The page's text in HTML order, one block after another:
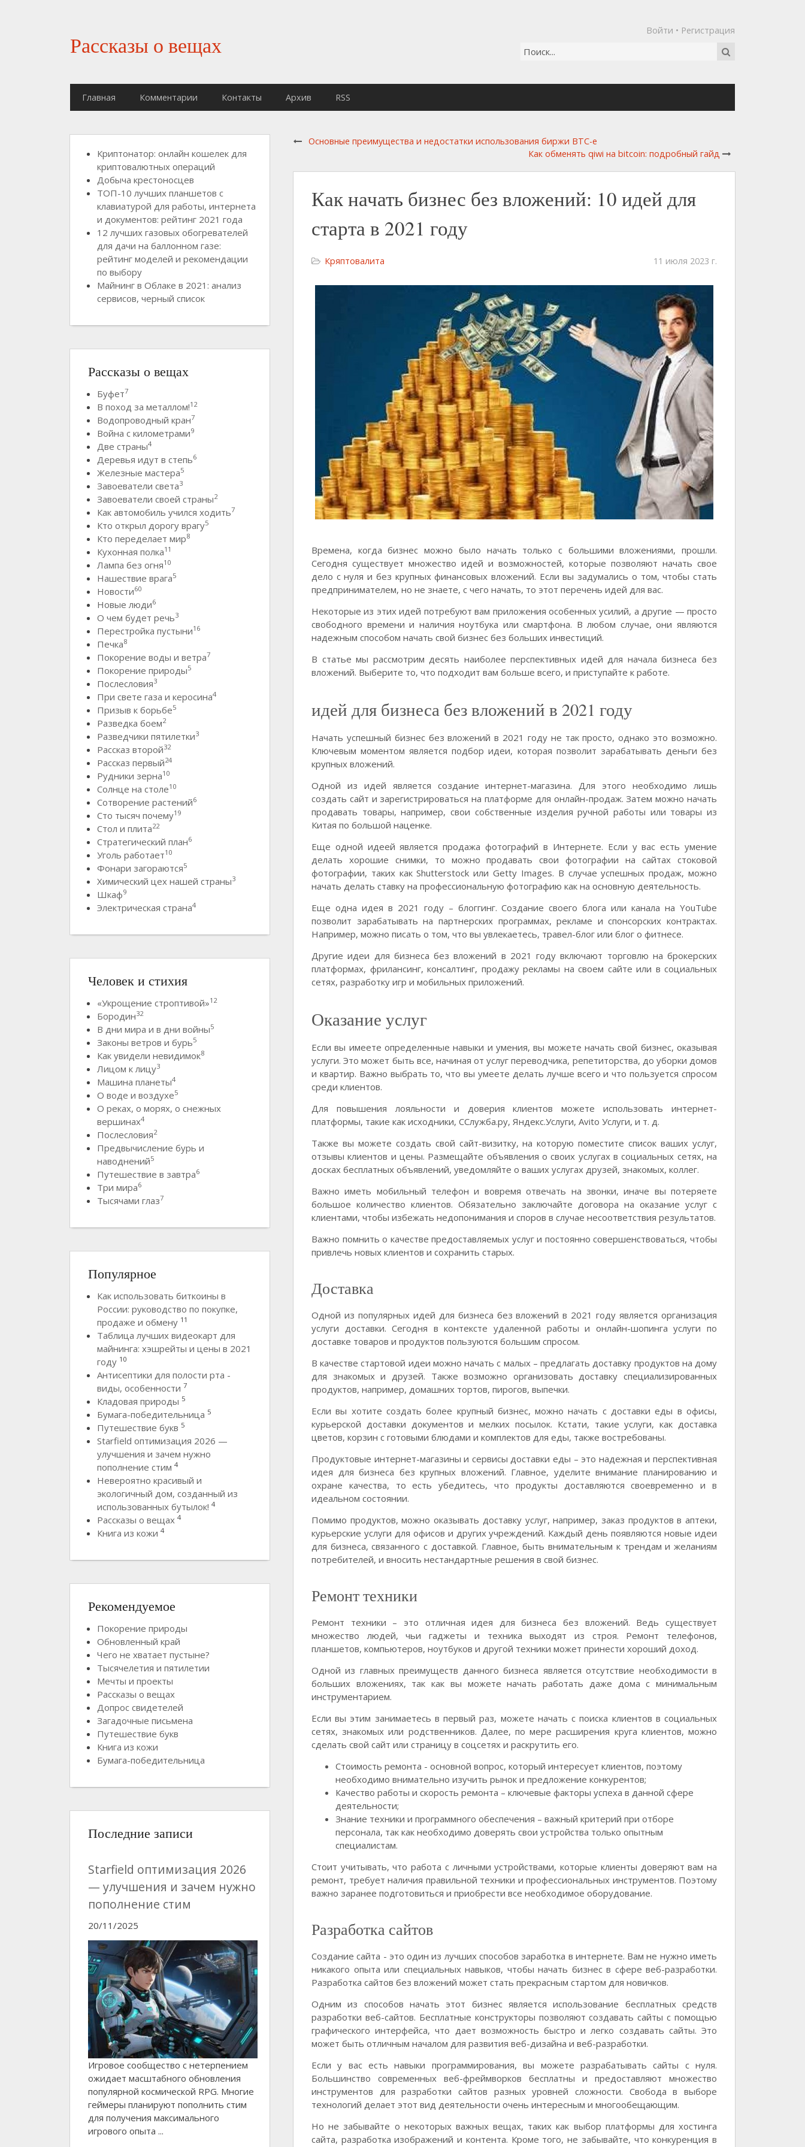
Рассказы о вещах
Войти • Регистрация
Главная Комментарии Контакты Архив RSS
Основные преимущества и недостатки использования биржи BTC-e
Как обменять qiwi на bitcoin: подробный гайд
Как начать бизнес без вложений: 10 идей для
старта в 2021 году
Кряптовалита 11 июля 2023 г.
Времена, когда бизнес можно было начать только с большими вложениями, прошли.
Сегодня существует множество идей и возможностей, которые позволяют начать свое
дело с нуля и без крупных финансовых вложений. Если вы задумались о том, чтобы стать
предпринимателем, но не знаете, с чего начать, то этот перечень идей для вас.
Некоторые из этих идей потребуют вам приложения особенных усилий, а другие — просто
свободного времени и наличия ноутбука или смартфона. В любом случае, они являются
надежным способом начать свой бизнес без больших инвестиций.
В статье мы рассмотрим десять наиболее перспективных идей для начала бизнеса без
вложений. Выберите то, что подходит вам больше всего, и приступайте к работе.
идей для бизнеса без вложений в 2021 году
Начать успешный бизнес без вложений в 2021 году не так просто, однако это возможно.
Ключевым моментом является подбор идеи, которая позволит зарабатывать деньги без
крупных вложений.
Одной из идей является создание интернет-магазина. Для этого необходимо лишь
создать сайт и зарегистрироваться на платформе для онлайн-продаж. Затем можно начать
продавать товары, например, свои собственные изделия ручной работы или товары из
Китая по большой наценке.
Еще одной идеей является продажа фотографий в Интернете. Если у вас есть умение
делать хорошие снимки, то можно продавать свои фотографии на сайтах стоковой
фотографии, таких как Shutterstock или Getty Images. В случае успешных продаж, можно
начать делать ставку на профессиональную фотографию как на основную деятельность.
Еще одна идея в 2021 году – блоггинг. Создание своего блога или канала на YouTube
позволит зарабатывать на партнерских программах, рекламе и спонсорских контрактах.
Например, можно писать о том, что вы увлекаетесь, травел-блог или блог о фитнесе.
Другие идеи для бизнеса без вложений в 2021 году включают торговлю на брокерских
платформах, фрилансинг, консалтинг, продажу рекламы на своем сайте или в социальных
сетях, разработку игр и мобильных приложений.
Оказание услуг
Если вы имеете определенные навыки и умения, вы можете начать свой бизнес, оказывая
услуги. Это может быть все, начиная от услуг переводчика, репетиторства, до уборки домов
и квартир. Важно выбрать то, что вы умеете делать лучше всего и что пользуется спросом
среди клиентов.
Для повышения лояльности и доверия клиентов можете использовать интернет-
платформы, такие как исходники, ССлужба.ру, Яндекс.Услуги, Avito Услуги, и т. д.
Также вы можете создать свой сайт-визитку, на которую поместите список ваших услуг,
отзывы клиентов и цены. Размещайте объявления о своих услугах в социальных сетях, на
досках бесплатных объявлений, уведомляйте о ваших услугах друзей, знакомых, коллег.
Важно иметь мобильный телефон и вовремя отвечать на звонки, иначе вы потеряете
большое количество клиентов. Обязательно заключайте договора на оказание услуг с
клиентами, чтобы избежать недопонимания и споров в случае несоответствия результатов.
Важно помнить о качестве предоставляемых услуг и постоянно совершенствоваться, чтобы
привлечь новых клиентов и сохранить старых.
Доставка
Одной из популярных идей для бизнеса без вложений в 2021 году является организация
услуги доставки. Сегодня в контексте удаленной работы и онлайн-шопинга услуги по
доставке товаров и продуктов пользуются большим спросом.
В качестве стартовой идеи можно начать с малых – предлагать доставку продуктов на дому
для знакомых и друзей. Также возможно организовать доставку специализированных
продуктов, например, домашних тортов, пирогов, выпечки.
Если вы хотите создать более крупный бизнес, можно начать с доставки еды в офисы,
курьерской доставки документов и мелких посылок. Кстати, такие услуги, как доставка
цветов, корзин с готовыми блюдами и комплектов для еды, также востребованы.
Продуктовые интернет-магазины и сервисы доставки еды – это надежная и перспективная
идея для бизнеса без крупных вложений. Главное, уделите внимание планированию и
охране качества, то есть убедитесь, что продукты доставляются своевременно и в
идеальном состоянии.
Помимо продуктов, можно оказывать доставку услуг, например, заказ продуктов в аптеки,
курьерские услуги для офисов и других учреждений. Каждый день появляются новые идеи
для бизнеса, связанного с доставкой. Главное, быть внимательным к трендам и желаниям
потребителей, и вносить нестандартные решения в свой бизнес.
Ремонт техники
Ремонт техники – это отличная идея для бизнеса без вложений. Ведь существует
множество людей, чьи гаджеты и техника выходят из строя. Ремонт телефонов,
планшетов, компьютеров, ноутбуков и другой техники может принести хороший доход.
Одной из главных преимуществ данного бизнеса является отсутствие необходимости в
больших вложениях, так как вы можете начать работать даже дома с минимальным
инструментарием.
Если вы этим занимаетесь в первый раз, можете начать с поиска клиентов в социальных
сетях, знакомых или родственников. Далее, по мере расширения круга клиентов, можно
сделать свой сайт или страницу в соцсетях и раскрутить его.
Стоимость ремонта - основной вопрос, который интересует клиентов, поэтому
необходимо внимательно изучить рынок и предложение конкурентов;
Качество работы и скорость ремонта – ключевые факторы успеха в данной сфере
деятельности;
Знание техники и программного обеспечения – важный критерий при отборе
персонала, так как необходимо доверять свои устройства только опытным
специалистам.
Стоит учитывать, что работа с личными устройствами, которые клиенты доверяют вам на
ремонт, требует наличия правильной техники и профессиональных инструментов. Поэтому
важно заранее подготовиться и приобрести все необходимое оборудование.
Разработка сайтов
Создание сайта - это один из лучших способов заработка в интернете. Вам не нужно иметь
никакого опыта или специальных навыков, чтобы начать бизнес в сфере веб-разработки.
Разработка сайтов без вложений может стать прекрасным стартом для новичков.
Одним из способов начать этот бизнес является использование бесплатных средств
разработки веб-сайтов. Бесплатные конструкторы позволяют создавать сайты с помощью
графического интерфейса, что дает возможность быстро и легко создавать сайты. Это
может быть отличным началом для развития веб-дизайна и веб-разработки.
Если у вас есть навыки программирования, вы можете разрабатывать сайты с нуля.
Большинство современных веб-фреймворков бесплатны и предоставляют множество
инструментов для разработки сайтов разных уровней сложности. Свобода в выборе
технологий делает этот вид деятельности очень интересным и многообещающим.
Но не забывайте о некоторых важных вещах, таких как выбор платформы для хостинга
сайта, разработка изображений и контента. Кроме того, не забывайте, что конкуренция в
Криптонатор: онлайн кошелек для
криптовалютных операций
Добыча крестоносцев
ТОП-10 лучших планшетов с
клавиатурой для работы, интернета
и документов: рейтинг 2021 года
12 лучших газовых обогревателей
для дачи на баллонном газе:
рейтинг моделей и рекомендации
по выбору
Майнинг в Облаке в 2021: анализ
сервисов, черный список
Рассказы о вещах
Буфет7
В поход за металлом!12
Водопроводный кран7
Война с километрами9
Две страны4
Деревья идут в степь6
Железные мастера5
Завоеватели света3
Завоеватели своей страны2
Как автомобиль учился ходить7
Кто открыл дорогу врагу5
Кто переделает мир8
Кухонная полка11
Лампа без огня10
Нашествие врага5
Новости60
Новые люди6
О чем будет речь3
Перестройка пустыни16
Печка8
Покорение воды и ветра7
Покорение природы5
Послесловия3
При свете газа и керосина4
Призыв к борьбе5
Разведка боем2
Разведчики пятилетки3
Рассказ второй32
Рассказ первый24
Рудники зерна10
Солнце на столе10
Сотворение растений6
Сто тысяч почему19
Стол и плита22
Стратегический план6
Уголь работает10
Фонари загораются5
Химический цех нашей страны3
Шкаф9
Электрическая страна4
Человек и стихия
«Укрощение строптивой»12
Бородин32
В дни мира и в дни войны5
Законы ветров и бурь5
Как увидели невидимок8
Лицом к лицу3
Машина планеты4
О воде и воздухе5
О реках, о морях, о снежных
вершинах4
Послесловия2
Предвычисление бурь и
наводнений5
Путешествие в завтра6
Три мира6
Тысячами глаз7
Популярное
Как использовать биткоины в
России: руководство по покупке,
продаже и обмену 11
Таблица лучших видеокарт для
майнинга: хэшрейты и цены в 2021
году 10
Антисептики для полости рта -
виды, особенности 7
Кладовая природы 5
Бумага-победительница 5
Путешествие букв 5
Starfield оптимизация 2026 —
улучшения и зачем нужно
пополнение стим 4
Невероятно красивый и
экологичный дом, созданный из
использованных бутылок! 4
Рассказы о вещах 4
Книга из кожи 4
Рекомендуемое
Покорение природы
Обновленный край
Чего не хватает пустыне?
Тысячелетия и пятилетии
Мечты и проекты
Рассказы о вещах
Допрос свидетелей
Загадочные письмена
Путешествие букв
Книга из кожи
Бумага-победительница
Последние записи
Starfield оптимизация 2026
— улучшения и зачем нужно
пополнение стим
20/11/2025
Игровое сообщество с нетерпением
ожидает масштабного обновления
популярной космической RPG. Многие
геймеры планируют пополнить стим
для получения максимального
игрового опыта ...